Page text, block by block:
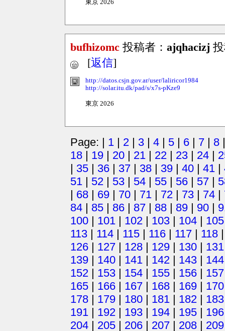
東京 2026
bufhizomc 投稿者： ajqhacizj
[返信]
http://datos.csjn.gov.ar/user/laliricor1984
http://solar.itu.dk/pad/s/x7s-pKze9
東京 2026
Page: | 1 | 2 | 3 | 4 | 5 | 6 | 7 | 8
18 | 19 | 20 | 21 | 22 | 23 | 24 |
| 35 | 36 | 37 | 38 | 39 | 40 | 41 |
51 | 52 | 53 | 54 | 55 | 56 | 57 |
| 68 | 69 | 70 | 71 | 72 | 73 | 74 |
84 | 85 | 86 | 87 | 88 | 89 | 90 |
100 | 101 | 102 | 103 | 104 | 105
113 | 114 | 115 | 116 | 117 | 118
126 | 127 | 128 | 129 | 130 | 131
139 | 140 | 141 | 142 | 143 | 144
152 | 153 | 154 | 155 | 156 | 157
165 | 166 | 167 | 168 | 169 | 170
178 | 179 | 180 | 181 | 182 | 183
191 | 192 | 193 | 194 | 195 | 196
204 | 205 | 206 | 207 | 208 | 209